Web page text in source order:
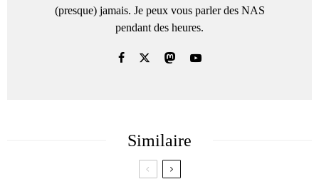
(presque) jamais. Je peux vous parler des NAS
pendant des heures.
Similaire